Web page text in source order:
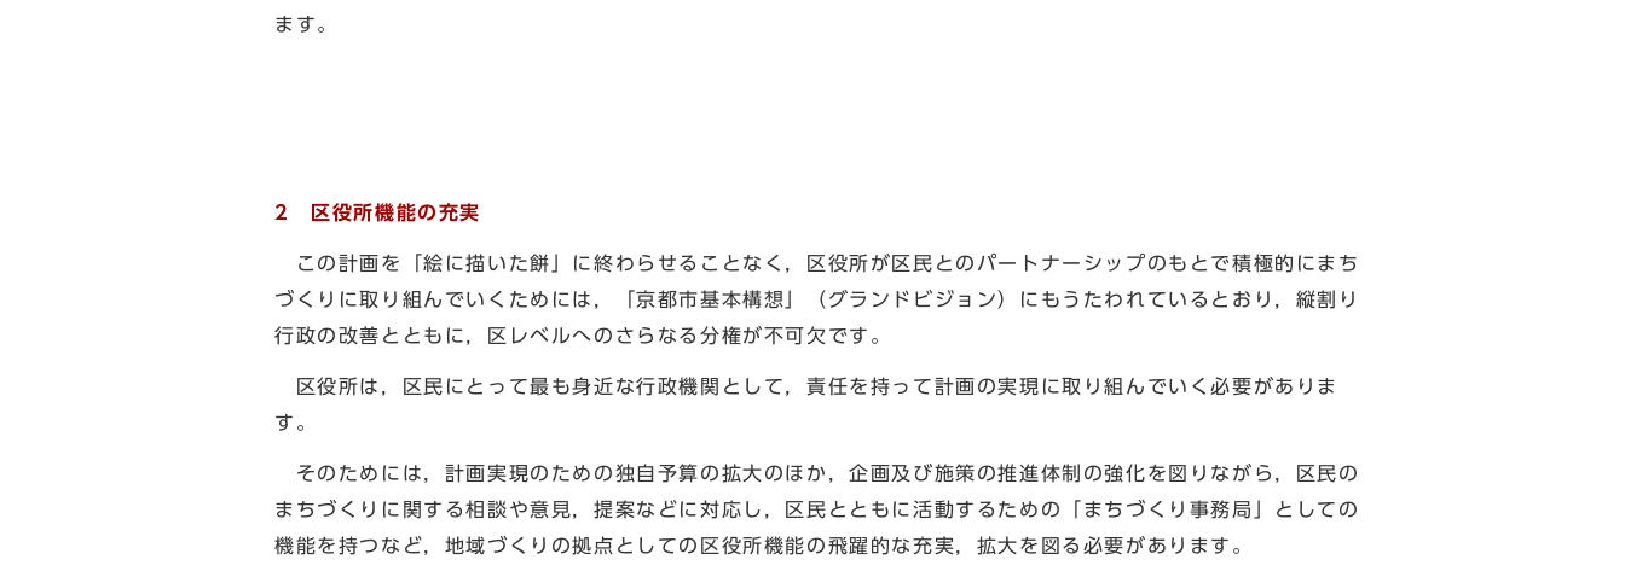
ます。
2 区役所機能の充実
この計画を「絵に描いた餅」に終わらせることなく，区役所が区民とのパートナーシップのもとで積極的にまち
づくりに取り組んでいくためには，「京都市基本構想」（グランドビジョン）にもうたわれているとおり，縦割り
行政の改善とともに，区レベルへのさらなる分権が不可欠です。
区役所は，区民にとって最も身近な行政機関として，責任を持って計画の実現に取り組んでいく必要がありま
す。
そのためには，計画実現のための独自予算の拡大のほか，企画及び施策の推進体制の強化を図りながら，区民の
まちづくりに関する相談や意見，提案などに対応し，区民とともに活動するための「まちづくり事務局」としての
機能を持つなど，地域づくりの拠点としての区役所機能の飛躍的な充実，拡大を図る必要があります。